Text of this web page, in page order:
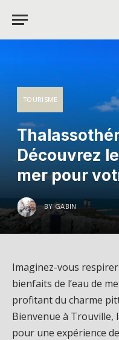
TOURISME
Découvrez
mer pour
BY GABIN
Imaginez-vous
bienfaits de l’eau de
profitant du charme
Bienvenue à
pour une expérience